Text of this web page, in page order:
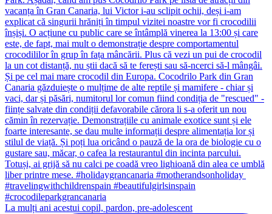
La mulți ani acestui copil, pardon, pre-adolescent